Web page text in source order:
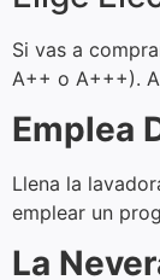
Si vas a
A++ o A+++).
Emplea
Llena la
emplear un
La